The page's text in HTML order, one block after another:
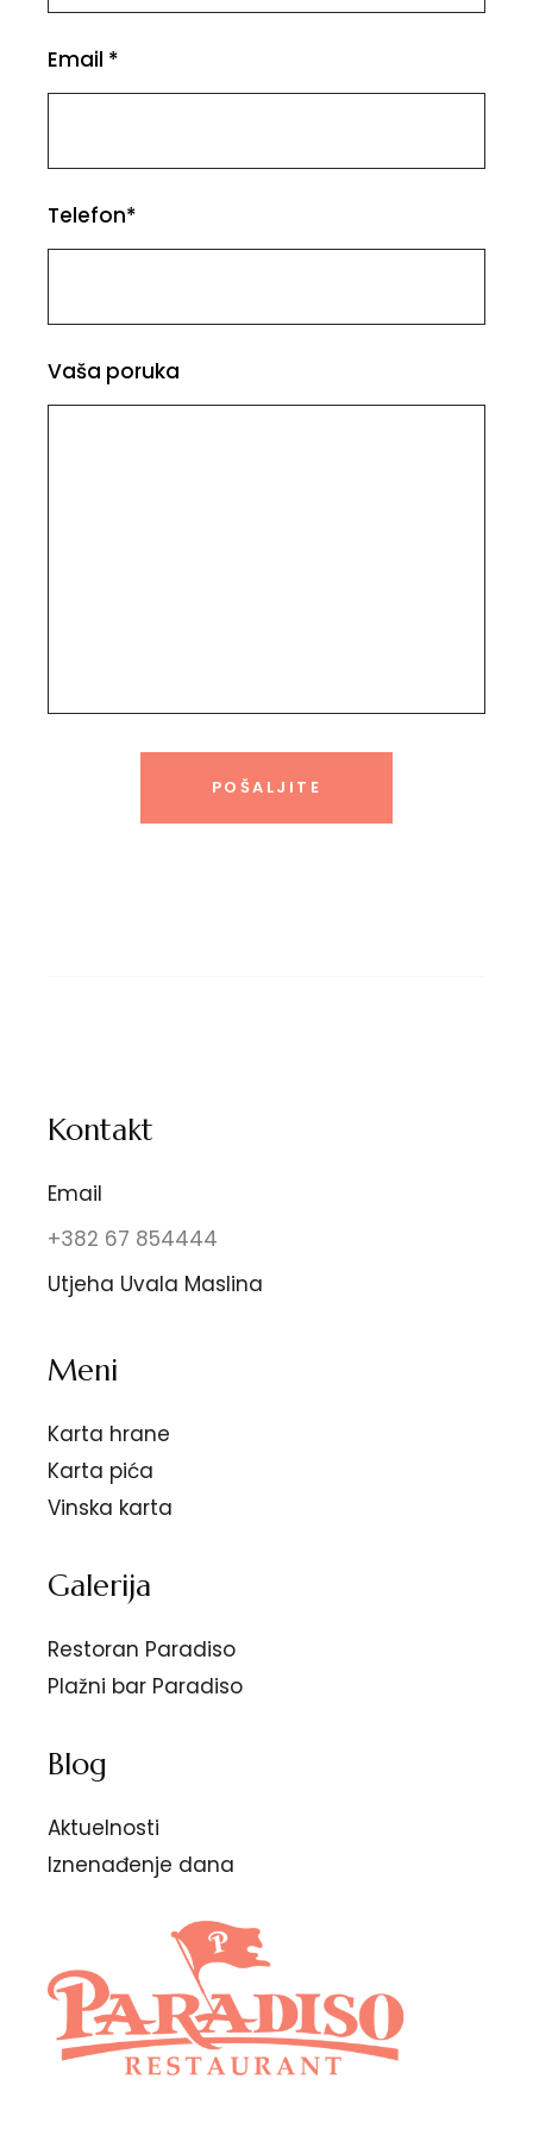
Email *
Telefon*
Vaša poruka
Kontakt
Email
+382 67 854444
Utjeha Uvala Maslina
Meni
Karta hrane
Karta pića
Vinska karta
Galerija
Restoran Paradiso
Plažni bar Paradiso
Blog
Aktuelnosti
Iznenađenje dana